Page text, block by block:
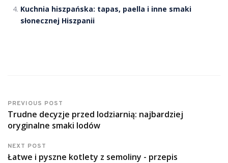
Kuchnia hiszpańska: tapas, paella i inne smaki
słonecznej Hiszpanii
PREVIOUS POST
Trudne decyzje przed lodziarnią: najbardziej
oryginalne smaki lodów
NEXT POST
Łatwe i pyszne kotlety z semoliny - przepis